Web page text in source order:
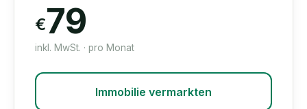
€79
inkl. MwSt. · pro Monat
Immobilie vermarkten